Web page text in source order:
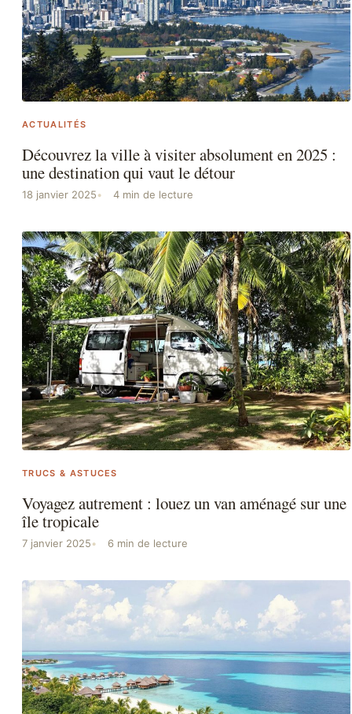
ACTUALITÉS
Découvrez la ville à visiter absolument en 2025 :
une destination qui vaut le détour
18 janvier 2025 4 min de lecture
TRUCS & ASTUCES
Voyagez autrement : louez un van aménagé sur une
île tropicale
7 janvier 2025 6 min de lecture